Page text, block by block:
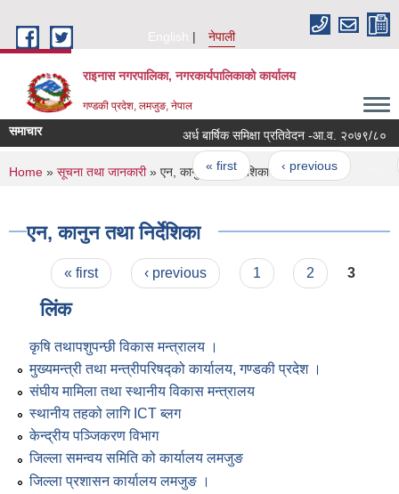
English
नेपाली
राइनास नगरपालिका, नगरकार्यपालिकाको कार्यालय
गण्डकी प्रदेश, लमजुङ, नेपाल
समाचार अर्ध बार्षिक समिक्षा प्रतिवेदन -आ.व. २०७९/८०
Pages
« first ‹ previous
You are here
Home » सूचना तथा जानकारी» एन, कानुन तथा निर्देशिका
एन, कानुन तथा निर्देशिका
Pages
« first ‹ previous 1 2 3
लिंक
कृषि तथापशुपन्छी विकास मन्त्रालय ।
मुख्यमन्त्री तथा मन्त्रीपरिषद्को कार्यालय, गण्डकी प्रदेश ।
संघीय मामिला तथा स्थानीय विकास मन्त्रालय
स्थानीय तहको लागि ICT ब्लग
केन्द्रीय पञ्जिकरण विभाग
जिल्ला समन्वय समिति को कार्यालय लमजुङ
जिल्ला प्रशासन कार्यालय लमजुङ ।